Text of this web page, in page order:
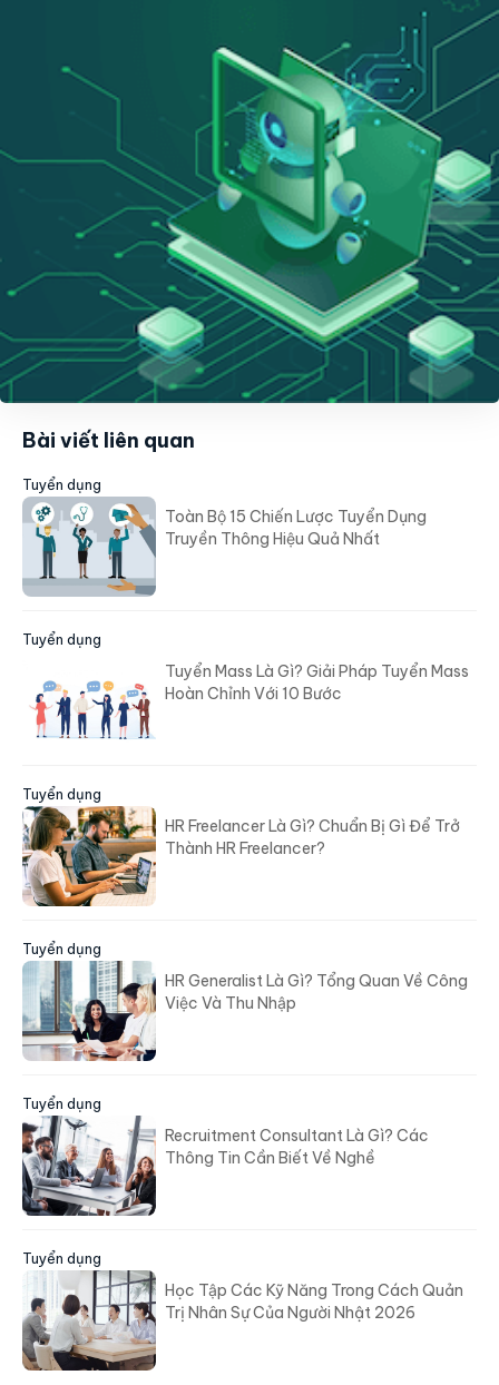
Bài viết liên quan
Tuyển dụng
Toàn Bộ 15 Chiến Lược Tuyển Dụng
Truyền Thông Hiệu Quả Nhất
Tuyển dụng
Tuyển Mass Là Gì? Giải Pháp Tuyển Mass
Hoàn Chỉnh Với 10 Bước
Tuyển dụng
HR Freelancer Là Gì? Chuẩn Bị Gì Để Trở
Thành HR Freelancer?
Tuyển dụng
HR Generalist Là Gì? Tổng Quan Về Công
Việc Và Thu Nhập
Tuyển dụng
Recruitment Consultant Là Gì? Các
Thông Tin Cần Biết Về Nghề
Tuyển dụng
Học Tập Các Kỹ Năng Trong Cách Quản
Trị Nhân Sự Của Người Nhật 2026